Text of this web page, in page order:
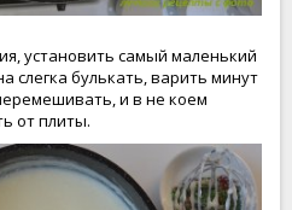
установить самый маленький
слегка булькать, варить минут
и в не коем
от плиты.